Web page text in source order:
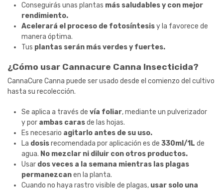
Conseguirás unas plantas más saludables y con mejor
rendimiento.
Acelerará el proceso de fotosíntesisy la favorece de
manera óptima.
Tus plantas serán más verdes y fuertes.
¿Cómo usar Cannacure Canna Insecticida?
CannaCure Canna puede ser usado desde el comienzo del cultivo
hasta su recolección.
Se aplica a través de vía foliar, mediante un pulverizador
y por ambas carasde las hojas.
Es necesario agitarlo antes de su uso.
La dosisrecomendada por aplicación es de 330ml/1L de
agua. No mezclar ni diluir con otros productos.
Usar dos veces a la semana mientras las plagas
permanezcanen la planta.
Cuando no haya rastro visible de plagas, usar solo una